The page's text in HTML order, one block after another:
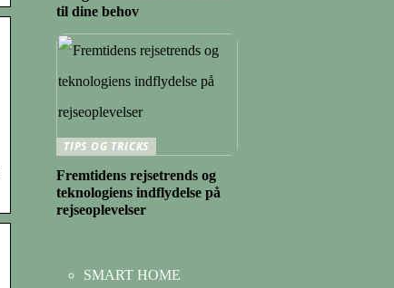
til dine behov
TIPS OG TRICKS
Fremtidens rejsetrends og
teknologiens indflydelse på
rejseoplevelser
SMART HOME